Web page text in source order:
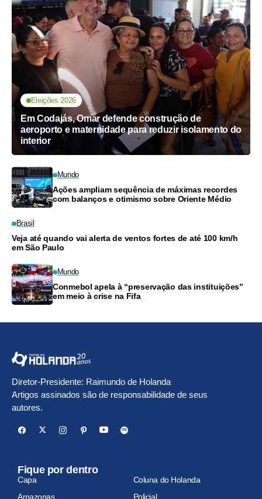
Eleições 2026
Em Codajás, Omar defende construção de
aeroporto e maternidade para reduzir isolamento do
interior
Mundo
Ações ampliam sequência de máximas recordes
com balanços e otimismo sobre Oriente Médio
Brasil
Veja até quando vai alerta de ventos fortes de até 100 km/h
em São Paulo
Mundo
Conmebol apela à “preservação das instituições”
em meio à crise na Fifa
Diretor-Presidente: Raimundo de Holanda
Artigos assinados são de responsabilidade de seus
autores.
Fique por dentro
Capa
Coluna do Holanda
Amazonas
Policial